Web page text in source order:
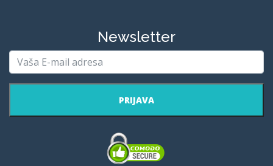
Newsletter
PRIJAVA